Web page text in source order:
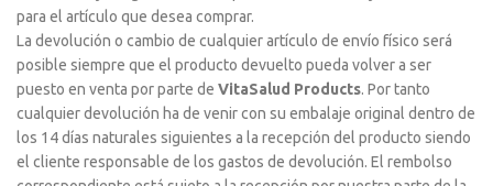
para el artículo que desea comprar.
La devolución o cambio de cualquier artículo de envío físico será
posible siempre que el producto devuelto pueda volver a ser
puesto en venta por parte de VitaSalud Products. Por tanto
cualquier devolución ha de venir con su embalaje original dentro de
los 14 días naturales siguientes a la recepción del producto siendo
el cliente responsable de los gastos de devolución. El rembolso